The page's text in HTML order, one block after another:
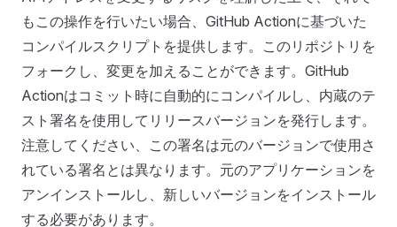
もこの操作を行いたい場合、GitHub Actionに基づいた
コンパイルスクリプトを提供します。このリポジトリを
フォークし、変更を加えることができます。GitHub
Actionはコミット時に自動的にコンパイルし、内蔵のテ
スト署名を使用してリリースバージョンを発行します。
注意してください、この署名は元のバージョンで使用さ
れている署名とは異なります。元のアプリケーションを
アンインストールし、新しいバージョンをインストール
する必要があります。